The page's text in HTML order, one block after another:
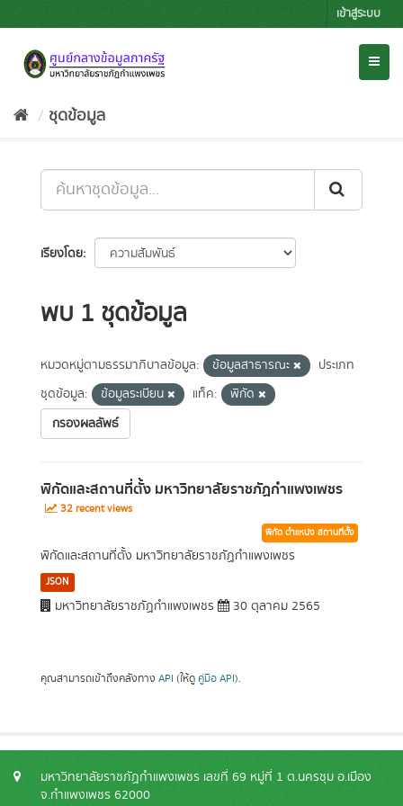
to
เข้าสู่ระบบ
ชุดข้อมูล
เรียงโดย
พบ 1 ชุดข้อมูล
หมวดหมู่ตามธรรมาภิบาลข้อมูล: ข้อมูลสาธารณะ
ประเภท
ชุดข้อมูล:
ข้อมูลระเบียน แท็ค:
พิกัด
กรองผลลัพธ์
พิกัดและสถานที่ตั้ง มหาวิทยาลัยราชภัฏกำแพงเพชร
32 recent views
พิกัด ตำแหน่ง สถานที่ตั้ง
พิกัดและสถานที่ตั้ง มหาวิทยาลัยราชภัฏกำแพงเพชร
JSON
มหาวิทยาลัยราชภัฏกำแพงเพชร 30 ตุลาคม 2565
คุณสามารถเข้าถึงคลังทาง API (ให้ดู คู่มือ API).
มหาวิทยาลัยราชภัฏกำแพงเพชร เลขที่ 69 หมู่ที่ 1 ต.นครชุม อ.เมือง
จ.กำแพงเพชร 62000